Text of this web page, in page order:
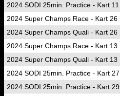
2024 SODI 25min. Practice - Kart 11
2024 Super Champs Race - Kart 26
2024 Super Champs Quali - Kart 26
2024 Super Champs Race - Kart 13
2024 Super Champs Quali - Kart 13
2024 SODI 25min. Practice - Kart 27
2024 SODI 25min. Practice - Kart 29